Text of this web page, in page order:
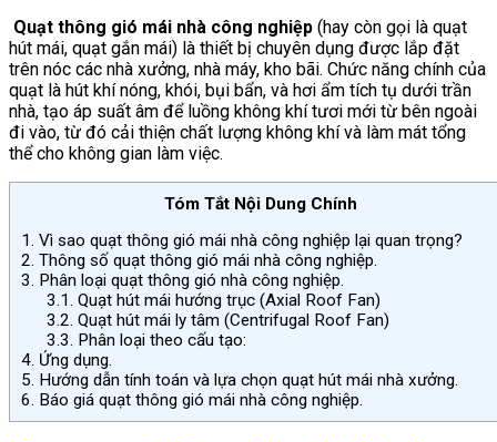
Quạt thông gió mái nhà công nghiệp (hay còn gọi là quạt
hút mái, quạt gắn mái) là thiết bị chuyên dụng được lắp đặt
trên nóc các nhà xưởng, nhà máy, kho bãi. Chức năng chính của
quạt là hút khí nóng, khói, bụi bẩn, và hơi ẩm tích tụ dưới trần
nhà, tạo áp suất âm để luồng không khí tươi mới từ bên ngoài
đi vào, từ đó cải thiện chất lượng không khí và làm mát tổng
thể cho không gian làm việc.
Tóm Tắt Nội Dung Chính
1. Vì sao quạt thông gió mái nhà công nghiệp lại quan trọng?
2. Thông số quạt thông gió mái nhà công nghiệp.
3. Phân loại quạt thông gió nhà công nghiệp.
3.1. Quạt hút mái hướng trục (Axial Roof Fan)
3.2. Quạt hút mái ly tâm (Centrifugal Roof Fan)
3.3. Phân loại theo cấu tạo:
4. Ứng dụng.
5. Hướng dẫn tính toán và lựa chọn quạt hút mái nhà xưởng.
6. Báo giá quạt thông gió mái nhà công nghiệp.